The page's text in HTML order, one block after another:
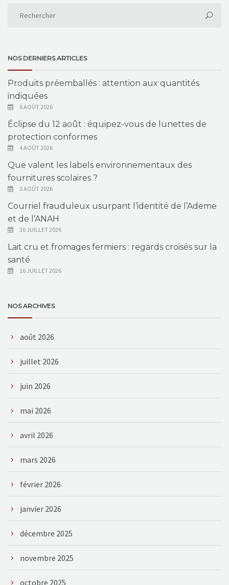
NOS DERNIERS ARTICLES
Produits préemballés : attention aux quantités
indiquées
6 AOÛT 2026
Éclipse du 12 août : équipez-vous de lunettes de
protection conformes
4 AOÛT 2026
Que valent les labels environnementaux des
fournitures scolaires ?
3 AOÛT 2026
Courriel frauduleux usurpant l’identité de l’Ademe
et de l’ANAH
30 JUILLET 2026
Lait cru et fromages fermiers : regards croisés sur la
santé
16 JUILLET 2026
NOS ARCHIVES
août 2026
juillet 2026
juin 2026
mai 2026
avril 2026
mars 2026
février 2026
janvier 2026
décembre 2025
novembre 2025
octobre 2025